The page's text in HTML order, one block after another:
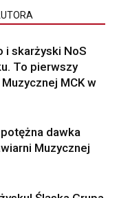
i skarżyski NoS
To pierwszy
MCK w
dawka
Muzycznej